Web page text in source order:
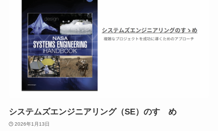
システムズエンジニアリング（SE）のすゝめ
2026年1月13日